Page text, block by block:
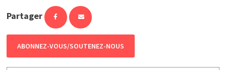
Partager
ABONNEZ-VOUS/SOUTENEZ-NOUS